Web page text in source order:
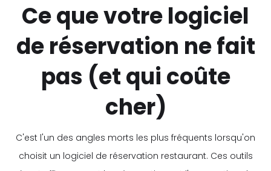
Ce que votre logiciel
de réservation ne fait
pas (et qui coûte
cher)
C'est l'un des angles morts les plus fréquents lorsqu'on
choisit un logiciel de réservation restaurant. Ces outils